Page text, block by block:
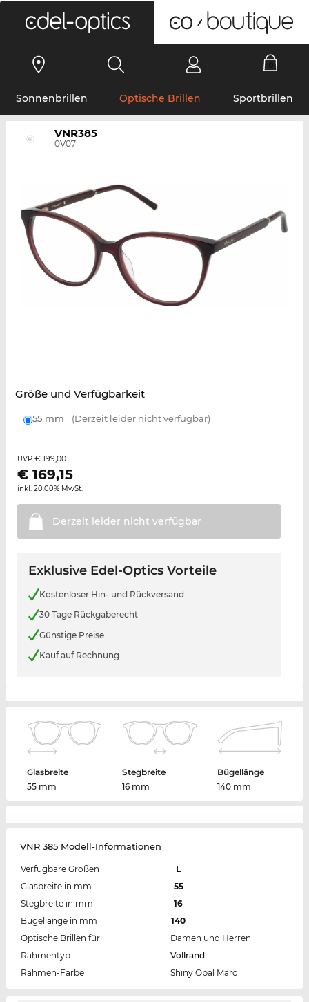
Sonnenbrillen Optische Brillen Sportbrillen
VNR385
0V07
Größe und Verfügbarkeit
55 mm (Derzeit leider nicht verfügbar)
UVP € 199,00
€ 169,15
inkl. 20.00% MwSt.
Derzeit leider nicht verfügbar
Exklusive Edel-Optics Vorteile
Kostenloser Hin- und Rückversand
30 Tage Rückgaberecht
Günstige Preise
Kauf auf Rechnung
Glasbreite
55 mm
Stegbreite
16 mm
Bügellänge
140 mm
VNR 385 Modell-Informationen
Verfügbare Größen
L
Glasbreite in mm
55
Stegbreite in mm
16
Bügellänge in mm
140
Optische Brillen für
Damen und Herren
Rahmentyp
Vollrand
Rahmen-Farbe
Shiny Opal Marc